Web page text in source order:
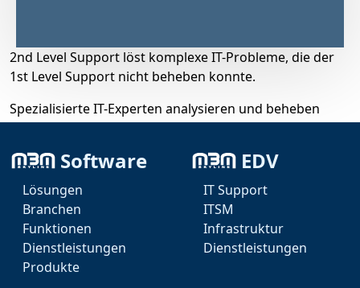
2nd Level Support löst komplexe IT-Probleme, die der
1st Level Support nicht beheben konnte.
Spezialisierte IT-Experten analysieren und beheben
schwierige Störungen und Fehler.
Effiziente Problemlösung und schnelle
des 2nd Level Supports.
Software
Lösungen
Branchen
Funktionen
Dienstleistungen
Produkte
EDV
IT Support
ITSM
Infrastruktur
Dienstleistungen